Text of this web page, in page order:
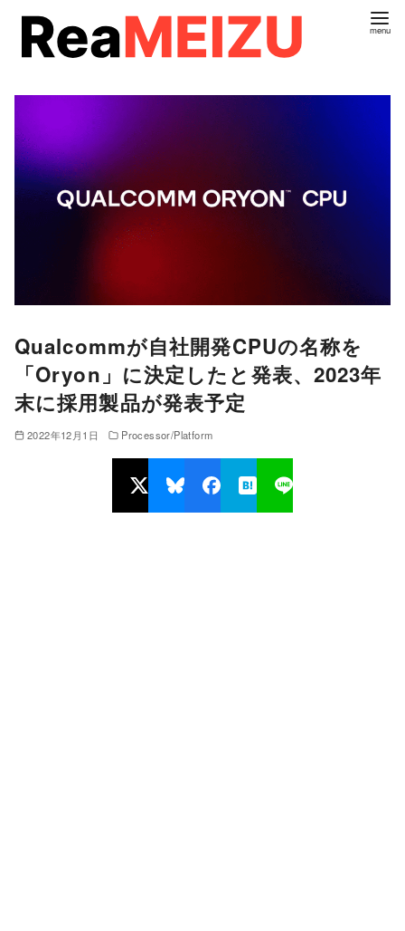
Qualcommが自社開発CPUの名称を
「Oryon」に決定したと発表、2023年
末に採用製品が発表予定
2022年12月1日 Processor/Platform